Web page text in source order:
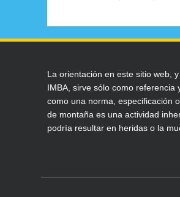
La orientación en este sitio web,
IMBA, sirve sólo como referencia
como una norma, especificación
de montaña es una actividad
podría resultar en heridas o la